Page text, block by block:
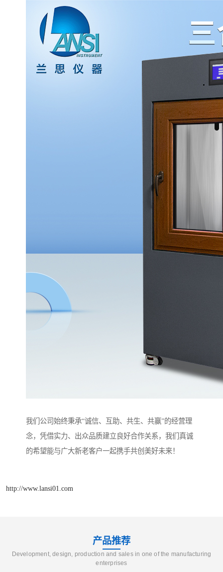
我们公司始终秉承“诚信、互助、共生、共赢”的经营理
念，凭借实力、出众品质建立良好合作关系，我们真诚
的希望能与广大新老客户一起携手共创美好未来！
http://www.lansi01.com
产品推荐
Development, design, production and sales in one of the manufacturing
enterprises